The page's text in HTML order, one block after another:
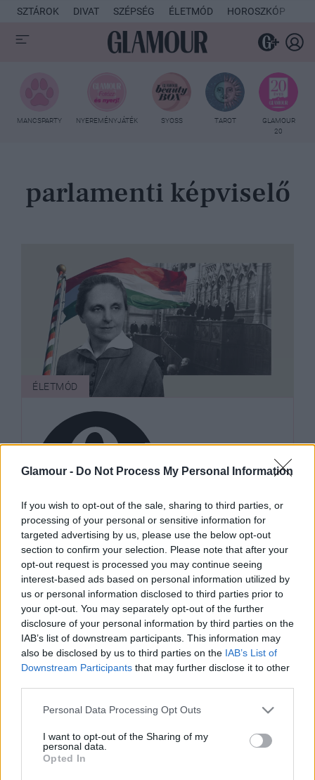
Glamour - Do Not Process My Personal Information
If you wish to opt-out of the sale, sharing to third parties, or
processing of your personal or sensitive information for
targeted advertising by us, please use the below opt-out
section to confirm your selection. Please note that after your
opt-out request is processed you may continue seeing
interest-based ads based on personal information utilized by
us or personal information disclosed to third parties prior to
your opt-out. You may separately opt-out of the further
disclosure of your personal information by third parties on the
IAB’s list of downstream participants. This information may
also be disclosed by us to third parties on the IAB’s List of
Downstream Participants that may further disclose it to other
Please note that this website/app uses one or more Google
not limited to your visit or usage behaviour. You may click to
grant or deny consent to Google and its third-party tags to
use your data for below specified purposes in below Google
Personal Data Processing Opt Outs
I want to opt-out of the Sharing of my
personal data.
Opted In
SZTÁROK DIVAT SZÉPSÉG ÉLETMÓD HOROSZKÓP
MANCSPARTY NYEREMÉNYJÁTÉK SYOSS TAROT
GLAMOUR
20
parlamenti képviselő
ÉLETMÓD
Rekordszámú nő ül a Parlamentben,
emlékezzünk meg arról, aki nélkül
ez nem valósult volna meg